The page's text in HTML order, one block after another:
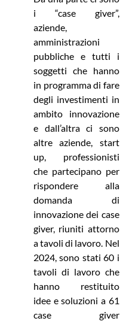
i “case giver”,
aziende,
amministrazioni
pubbliche e tutti i
soggetti che hanno
in programma di fare
degli investimenti in
ambito innovazione
e dall’altra ci sono
altre aziende, start
up, professionisti
che partecipano per
rispondere alla
domanda di
innovazione dei case
giver, riuniti attorno
a tavoli di lavoro. Nel
2024, sono stati 60 i
tavoli di lavoro che
hanno restituito
idee e soluzioni a 61
case giver